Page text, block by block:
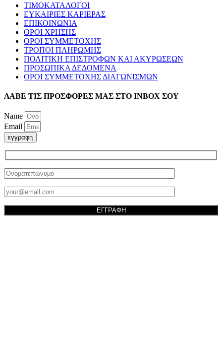
ΤΙΜΟΚΑΤΑΛΟΓΟΙ
ΕΥΚΑΙΡΙΕΣ ΚΑΡΙΕΡΑΣ
ΕΠΙΚΟΙΝΩΝΙΑ
ΟΡΟΙ ΧΡΗΣΗΣ
ΟΡΟΙ ΣΥΜΜΕΤΟΧΗΣ
ΤΡΟΠΟΙ ΠΛΗΡΩΜΗΣ
ΠΟΛΙΤΙΚΗ ΕΠΙΣΤΡΟΦΩΝ ΚΑΙ ΑΚΥΡΩΣΕΩΝ
ΠΡΟΣΩΠΙΚΑ ΔΕΔΟΜΕΝΑ
ΟΡΟΙ ΣΥΜΜΕΤΟΧΗΣ ΔΙΑΓΩΝΙΣΜΩΝ
ΛΑΒΕ ΤΙΣ ΠΡΟΣΦΟΡΕΣ ΜΑΣ ΣΤΟ ΙΝΒΟΧ ΣΟΥ
Name
Email
εγγραφη